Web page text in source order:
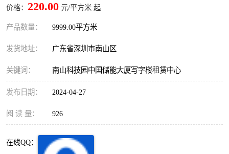
价格： 220.00 元/平方米 起
产品数量： 9999.00平方米
发货地址： 广东省深圳市南山区
关键词： 南山科技园中国储能大厦写字楼租赁中心
发布日期： 2024-04-27
阅 读 量： 926
在线QQ：
车公庙
南头 高新园
深圳超级总部基地